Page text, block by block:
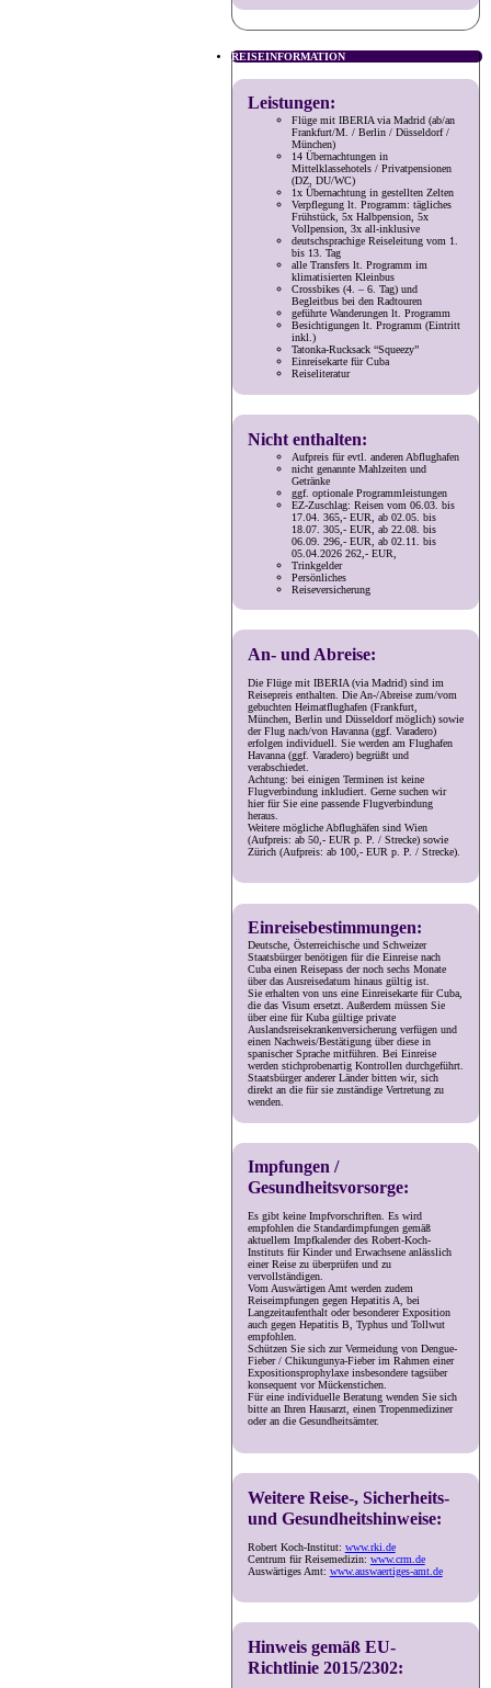
REISEINFORMATION
Leistungen:
Flüge mit IBERIA via Madrid (ab/an
Frankfurt/M. / Berlin / Düsseldorf /
München)
14 Übernachtungen in
Mittelklassehotels / Privatpensionen
(DZ, DU/WC)
1x Übernachtung in gestellten Zelten
Verpflegung lt. Programm: tägliches
Frühstück, 5x Halbpension, 5x
Vollpension, 3x all-inklusive
deutschsprachige Reiseleitung vom 1.
bis 13. Tag
alle Transfers lt. Programm im
klimatisierten Kleinbus
Crossbikes (4. – 6. Tag) und
Begleitbus bei den Radtouren
geführte Wanderungen lt. Programm
Besichtigungen lt. Programm (Eintritt
inkl.)
Tatonka-Rucksack “Squeezy”
Einreisekarte für Cuba
Reiseliteratur
Nicht enthalten:
Aufpreis für evtl. anderen Abflughafen
nicht genannte Mahlzeiten und
Getränke
ggf. optionale Programmleistungen
EZ-Zuschlag: Reisen vom 06.03. bis
17.04. 365,- EUR, ab 02.05. bis
18.07. 305,- EUR, ab 22.08. bis
06.09. 296,- EUR, ab 02.11. bis
05.04.2026 262,- EUR,
Trinkgelder
Persönliches
Reiseversicherung
An- und Abreise:
Die Flüge mit IBERIA (via Madrid) sind im
Reisepreis enthalten. Die An-/Abreise zum/vom
gebuchten Heimatflughafen (Frankfurt,
München, Berlin und Düsseldorf möglich) sowie
der Flug nach/von Havanna (ggf. Varadero)
erfolgen individuell. Sie werden am Flughafen
Havanna (ggf. Varadero) begrüßt und
verabschiedet.
Achtung: bei einigen Terminen ist keine
Flugverbindung inkludiert. Gerne suchen wir
hier für Sie eine passende Flugverbindung
heraus.
Weitere mögliche Abflughäfen sind Wien
(Aufpreis: ab 50,- EUR p. P. / Strecke) sowie
Zürich (Aufpreis: ab 100,- EUR p. P. / Strecke).
Einreisebestimmungen:
Deutsche, Österreichische und Schweizer
Staatsbürger benötigen für die Einreise nach
Cuba einen Reisepass der noch sechs Monate
über das Ausreisedatum hinaus gültig ist.
Sie erhalten von uns eine Einreisekarte für Cuba,
die das Visum ersetzt. Außerdem müssen Sie
über eine für Kuba gültige private
Auslandsreisekrankenversicherung verfügen und
einen Nachweis/Bestätigung über diese in
spanischer Sprache mitführen. Bei Einreise
werden stichprobenartig Kontrollen durchgeführt.
Staatsbürger anderer Länder bitten wir, sich
direkt an die für sie zuständige Vertretung zu
wenden.
Impfungen /
Gesundheitsvorsorge:
Es gibt keine Impfvorschriften. Es wird
empfohlen die Standardimpfungen gemäß
aktuellem Impfkalender des Robert-Koch-
Instituts für Kinder und Erwachsene anlässlich
einer Reise zu überprüfen und zu
vervollständigen.
Vom Auswärtigen Amt werden zudem
Reiseimpfungen gegen Hepatitis A, bei
Langzeitaufenthalt oder besonderer Exposition
auch gegen Hepatitis B, Typhus und Tollwut
empfohlen.
Schützen Sie sich zur Vermeidung von Dengue-
Fieber / Chikungunya-Fieber im Rahmen einer
Expositionsprophylaxe insbesondere tagsüber
konsequent vor Mückenstichen.
Für eine individuelle Beratung wenden Sie sich
bitte an Ihren Hausarzt, einen Tropenmediziner
oder an die Gesundheitsämter.
Weitere Reise-, Sicherheits-
und Gesundheitshinweise:
Robert Koch-Institut: www.rki.de
Centrum für Reisemedizin: www.crm.de
Auswärtiges Amt: www.auswaertiges-amt.de
Hinweis gemäß EU-
Richtlinie 2015/2302: